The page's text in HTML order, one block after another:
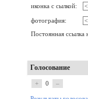
иконка с сылкой:
фотография:
Постоянная ссылка
Голосование
+ 0 –